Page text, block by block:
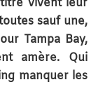
vivent leur
sauf une,
Tampa Bay,
amère. Qui
manquer les